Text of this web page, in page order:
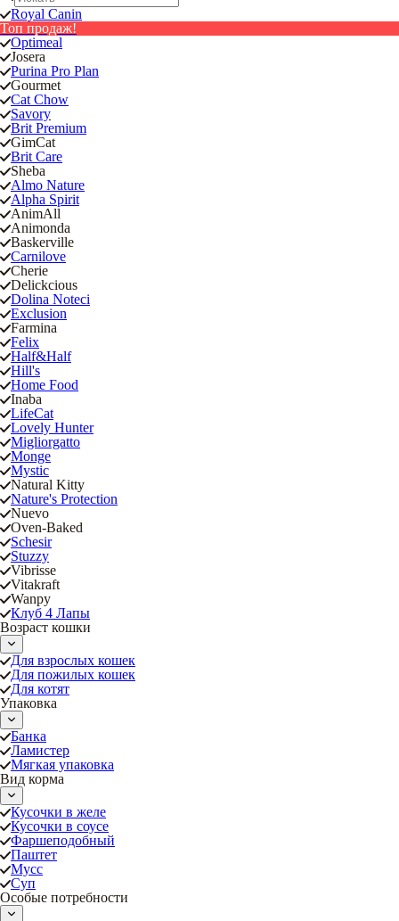
Royal Canin
Топ продаж!
Optimeal
Josera
Purina Pro Plan
Gourmet
Cat Chow
Savory
Brit Premium
GimCat
Brit Care
Sheba
Almo Nature
Alpha Spirit
AnimAll
Animonda
Baskerville
Carnilove
Cherie
Delickcious
Dolina Noteci
Exclusion
Farmina
Felix
Half&Half
Hill's
Home Food
Inaba
LifeCat
Lovely Hunter
Migliorgatto
Monge
Mystic
Natural Kitty
Nature's Protection
Nuevo
Oven-Baked
Schesir
Stuzzy
Vibrisse
Vitakraft
Wanpy
Клуб 4 Лапы
Возраст кошки
Для взрослых кошек
Для пожилых кошек
Для котят
Упаковка
Банка
Ламистер
Мягкая упаковка
Вид корма
Кусочки в желе
Кусочки в соусе
Фаршеподобный
Паштет
Мусс
Суп
Особые потребности